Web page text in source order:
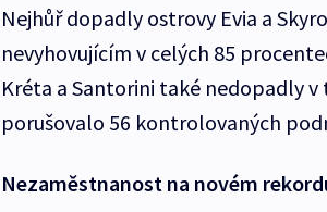
Nejhůř dopadly ostrovy Evia a
nevyhovujícím v celých 85
Kréta a Santorini také nedopadly
porušovalo 56 kontrolovaných
Nezaměstnanost na novém